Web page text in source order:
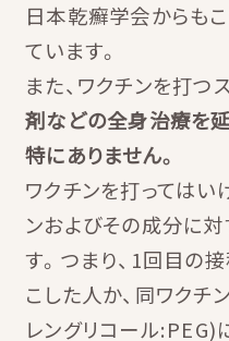
日本乾癬学会からも
ています。
また、ワクチンを打つ
剤などの全身治療を
特にありません。
ワクチンを打ってはい
ンおよびその成分に
す。つまり、1回目の
こした人か、同ワク
レングリコール:PEG)